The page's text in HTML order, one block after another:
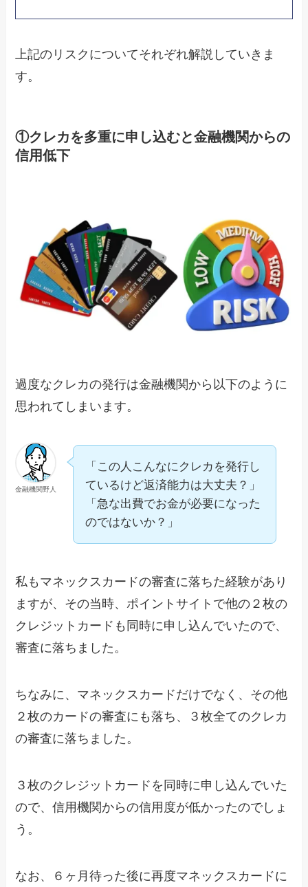
上記のリスクについてそれぞれ解説していきま
す。
①クレカを多重に申し込むと金融機関からの
信用低下
過度なクレカの発行は金融機関から以下のように
思われてしまいます。
金融機関野人
「この人こんなにクレカを発行し
ているけど返済能力は大丈夫？」
「急な出費でお金が必要になった
のではないか？」
私もマネックスカードの審査に落ちた経験があり
ますが、その当時、ポイントサイトで他の２枚の
クレジットカードも同時に申し込んでいたので、
審査に落ちました。
ちなみに、マネックスカードだけでなく、その他
２枚のカードの審査にも落ち、３枚全てのクレカ
の審査に落ちました。
３枚のクレジットカードを同時に申し込んでいた
ので、信用機関からの信用度が低かったのでしょ
う。
なお、６ヶ月待った後に再度マネックスカードに